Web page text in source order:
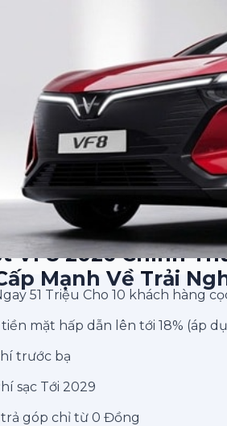
VF8 2026 Chính
Mạnh Về Trải
51 Triệu Cho 10 khách hàng
tiền mặt hấp dẫn lên tới 18% (áp
trước bạ
sạc Tới 2029
trả góp chỉ từ 0 Đồng